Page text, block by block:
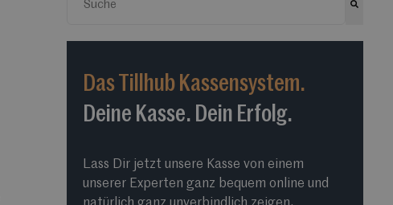
Das Tillhub Kassensystem.
Deine Kasse. Dein Erfolg.
Lass Dir jetzt unsere Kasse von einem
unserer Experten ganz bequem online und